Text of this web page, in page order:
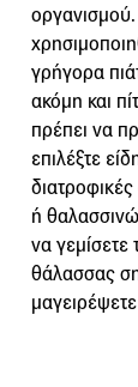
γρήγορα
ακόμη και
πρέπει να
επιλέξτε
ή
να
θάλασσας